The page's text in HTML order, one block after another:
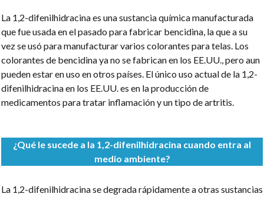
La 1,2-difenilhidracina es una sustancia química manufacturada
que fue usada en el pasado para fabricar bencidina, la que a su
vez se usó para manufacturar varios colorantes para telas. Los
colorantes de bencidina ya no se fabrican en los EE.UU., pero aun
pueden estar en uso en otros países. El único uso actual de la 1,2-
difenilhidracina en los EE.UU. es en la producción de
medicamentos para tratar inflamación y un tipo de artritis.
¿Qué le sucede a la 1,2-difenilhidracina cuando entra al
medio ambiente?
La 1,2-difenilhidracina se degrada rápidamente a otras sustancias